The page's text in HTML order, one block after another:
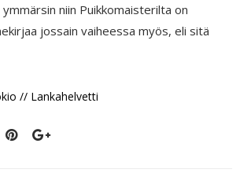
niin Puikkomaisterilta on
jossain vaiheessa myös, eli sitä
// Lankahelvetti